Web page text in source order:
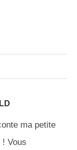
ma petite
Vous